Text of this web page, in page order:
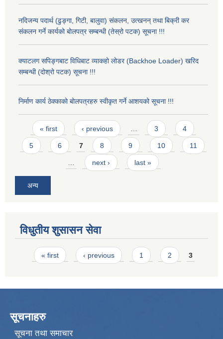
नदिजन्य पदार्थ (ढुङ्गा, गिटी, बालुवा) संकलन, उत्खनन् तथा बिक्री कर
संकलन गर्ने कार्यको बोलपत्र सम्बन्धी (तेस्रो पटक) सूचना !!!
क्याटलग सपिङ्गबाट विधिबाट व्याकहो लोडर (Backhoe Loader) खरिद
सम्बन्धी (दोश्रो पटक) सूचना !!!
निर्माण कार्य ठेक्काको बोलपत्रहरु स्वीकृत गर्ने आशयको सूचना !!!
Pages
« first ‹ previous 3 4
5 6 7 8 9 10 11
next › last »
अन्य
विधुतीय शुसासन सेवा
Pages
« first ‹ previous 1 2 3
सूचनाहरु
सूचना तथा समाचार